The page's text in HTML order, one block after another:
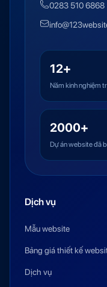
0283 510 6868
12+
Năm kinh nghiệm
2000+
Dự án website đã
Dịch vụ
Mẫu website
Bảng giá thiết kế
Dịch vụ